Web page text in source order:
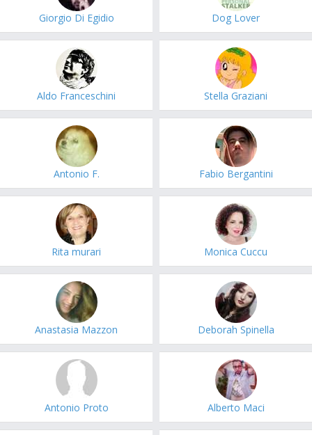
Giorgio Di Egidio Dog Lover
Aldo Franceschini Stella Graziani
Antonio F. Fabio Bergantini
Rita murari Monica Cuccu
Anastasia Mazzon Deborah Spinella
Antonio Proto Alberto Maci